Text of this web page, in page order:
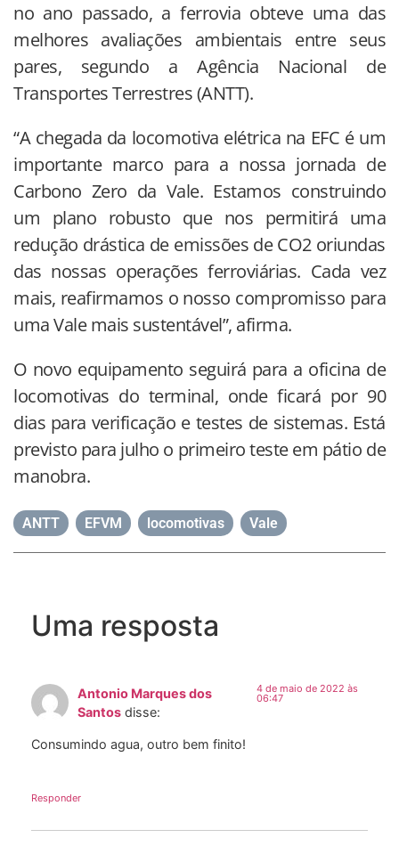
no ano passado, a ferrovia obteve uma das
melhores avaliações ambientais entre seus
pares, segundo a Agência Nacional de
Transportes Terrestres (ANTT).
“A chegada da locomotiva elétrica na EFC é um
importante marco para a nossa jornada de
Carbono Zero da Vale. Estamos construindo
um plano robusto que nos permitirá uma
redução drástica de emissões de CO2 oriundas
das nossas operações ferroviárias. Cada vez
mais, reafirmamos o nosso compromisso para
uma Vale mais sustentável”, afirma.
O novo equipamento seguirá para a oficina de
locomotivas do terminal, onde ficará por 90
dias para verificação e testes de sistemas. Está
previsto para julho o primeiro teste em pátio de
manobra.
ANTT EFVM locomotivas Vale
Uma resposta
Antonio Marques dos
Santos disse:
4 de maio de 2022 às
06:47
Consumindo agua, outro bem finito!
Responder